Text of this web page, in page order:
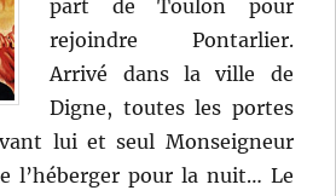
part de Toulon pour
rejoindre Pontarlier.
Arrivé dans la ville de
Digne, toutes les portes
lui et seul Monseigneur
l’héberger pour la nuit… Le